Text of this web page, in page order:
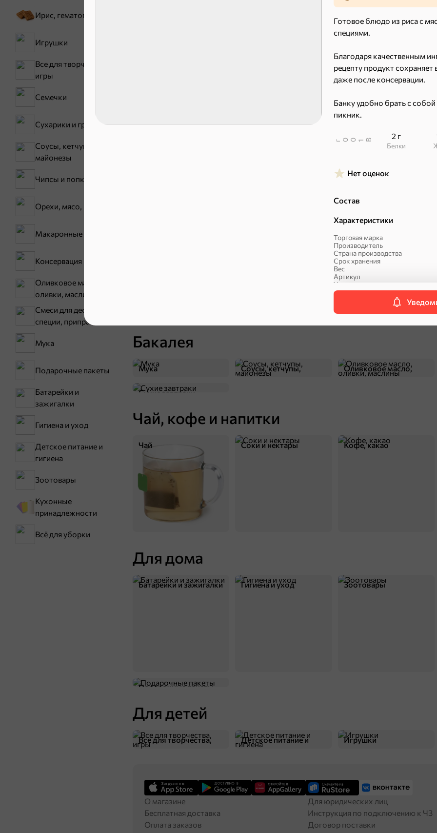
Готовое блюдо из риса с
специями.
Благодаря качественным
рецепту продукт сохраняет
даже после консервации.
Банку удобно брать с
пикник.
В
1 00
г
2 г
Белки
Нет оценок
Состав
Характеристики
Торговая марка
Производитель
Страна производства
Срок хранения
Вес
Артикул
Упаковка
Вид
Ирис, гематоген
Игрушки
Все для творчества,
игры
Семечки
Сухарики и гренки
Соусы, кетчупы,
майонезы
Чипсы и попкорн
Орехи, мясо, рыба
Макаронные изделия
Консервация
Оливковое масло,
оливки, маслины
Смеси для десертов,
специи, приправы
Мука
Подарочные пакеты
Батарейки и
зажигалки
Гигиена и уход
Детское питание и
гигиена
Зоотовары
Кухонные
принадлежности
Всё для уборки
36 г 7,2 ₽
В
Вафли
Круассаны
Орехи, мясо, рыба
Бакалея
Мука
Соусы, кетчупы,
Оливковое масло,
оливки, маслины
Сухие завтраки
Чай, кофе и напитки
Чай Соки и нектары Кофе, какао
Для дома
Батарейки и зажигалки Гигиена и уход Зоотовары
Подарочные пакеты
Для детей
Все для творчества,
игры
Детское питание и
Игрушки
О магазине
Бесплатная доставка
Оплата заказов
Для юридических лиц
Инструкция по подключению к ЧЗ
Договор поставки